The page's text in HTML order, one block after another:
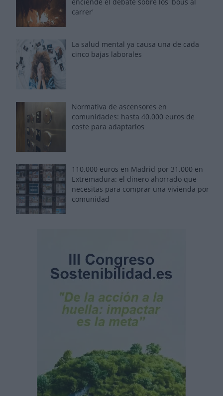
carrer'
La salud mental ya causa una de cada
cinco bajas laborales
Normativa de ascensores en
comunidades: hasta 40.000 euros de
coste para adaptarlos
110.000 euros en Madrid por 31.000 en
Extremadura: el dinero ahorrado que
necesitas para comprar una vivienda por
comunidad